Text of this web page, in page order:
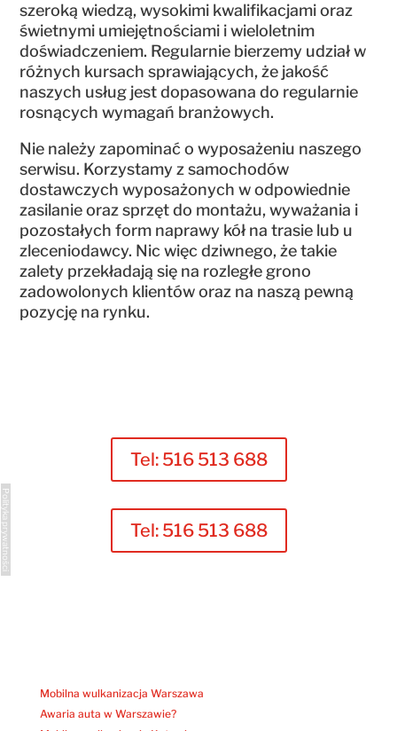
szeroką wiedzą, wysokimi kwalifikacjami oraz
świetnymi umiejętnościami i wieloletnim
doświadczeniem. Regularnie bierzemy udział w
różnych kursach sprawiających, że jakość
naszych usług jest dopasowana do regularnie
rosnących wymagań branżowych.
Nie należy zapominać o wyposażeniu naszego
serwisu. Korzystamy z samochodów
dostawczych wyposażonych w odpowiednie
zasilanie oraz sprzęt do montażu, wyważania i
pozostałych form naprawy kół na trasie lub u
zleceniodawcy. Nic więc dziwnego, że takie
zalety przekładają się na rozległe grono
zadowolonych klientów oraz na naszą pewną
pozycję na rynku.
Tel: 516 513 688
Tel: 516 513 688
Mobilna wulkanizacja Warszawa
Awaria auta w Warszawie?
Polityka prywatności